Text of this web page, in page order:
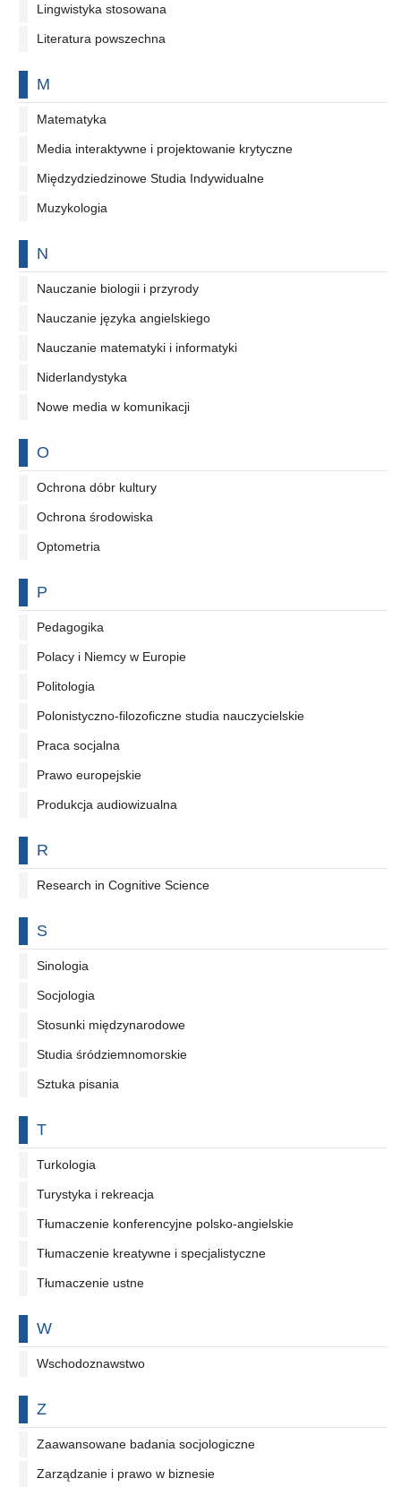
Lingwistyka stosowana
Literatura powszechna
Na literę
M
Matematyka
Media interaktywne i projektowanie krytyczne
Międzydziedzinowe Studia Indywidualne
Muzykologia
Na literę
N
Nauczanie biologii i przyrody
Nauczanie języka angielskiego
Nauczanie matematyki i informatyki
Niderlandystyka
Nowe media w komunikacji
Na literę
O
Ochrona dóbr kultury
Ochrona środowiska
Optometria
Na literę
P
Pedagogika
Polacy i Niemcy w Europie
Politologia
Polonistyczno-filozoficzne studia nauczycielskie
Praca socjalna
Prawo europejskie
Produkcja audiowizualna
Na literę
R
Research in Cognitive Science
Na literę
S
Sinologia
Socjologia
Stosunki międzynarodowe
Studia śródziemnomorskie
Sztuka pisania
Na literę
T
Turkologia
Turystyka i rekreacja
Tłumaczenie konferencyjne polsko-angielskie
Tłumaczenie kreatywne i specjalistyczne
Tłumaczenie ustne
Na literę
W
Wschodoznawstwo
Na literę
Z
Zaawansowane badania socjologiczne
Zarządzanie i prawo w biznesie